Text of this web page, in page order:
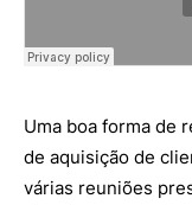
Uma boa forma de
de aquisição de
várias reuniões